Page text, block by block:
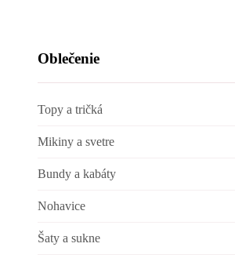
Oblečenie
Topy a tričká
Mikiny a svetre
Bundy a kabáty
Nohavice
Šaty a sukne